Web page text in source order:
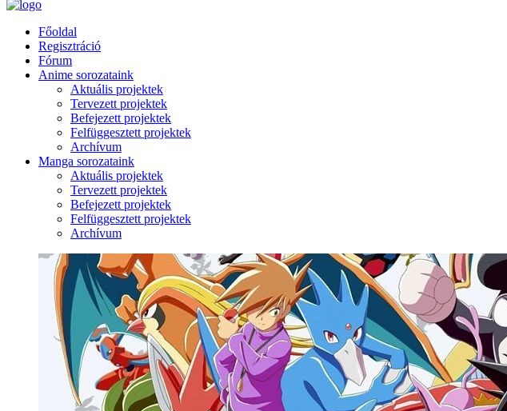
Főoldal
Regisztráció
Fórum
Anime sorozataink
Aktuális projektek
Tervezett projektek
Befejezett projektek
Felfüggesztett projektek
Archívum
Manga sorozataink
Aktuális projektek
Tervezett projektek
Befejezett projektek
Felfüggesztett projektek
Archívum